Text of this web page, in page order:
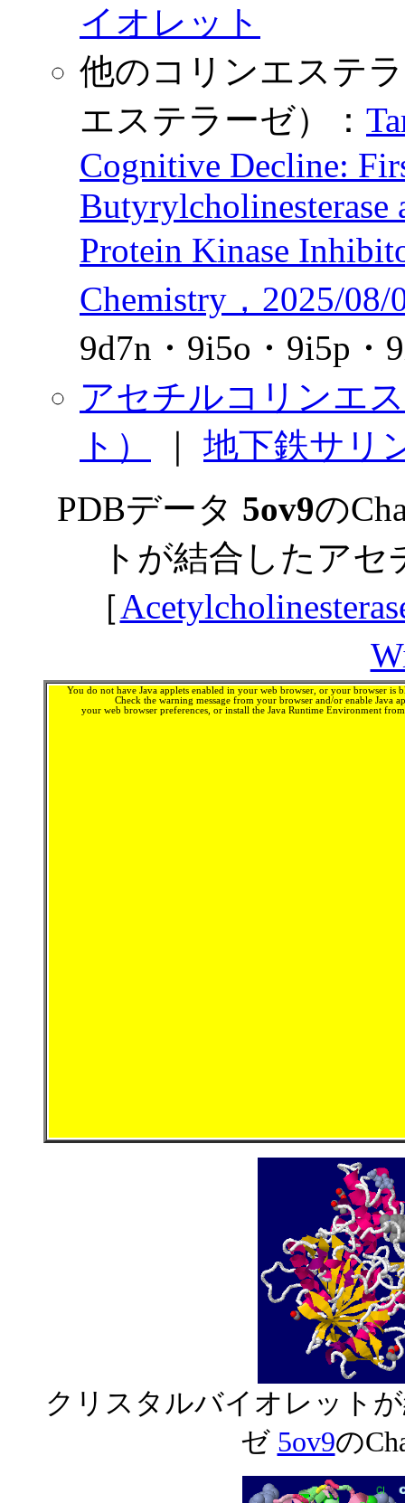
イオレット
他のコリンエステ
エステラーゼ）：
Cognitive Decline:
Protein Kinase
Chemistry，2025/08/
9d7n・9i5o・9i5p・
アセチルコリンエ
ト）
地下鉄サリ
PDBデータ 5ov9の
トが結合したア
［
You do not have Java applets enabled in your web browser, or your browser is
Check the warning message from your browser and/or enable Java
your web browser preferences, or install the Java Runtime Environment
クリスタルバイオレット
ゼ 5ov9の